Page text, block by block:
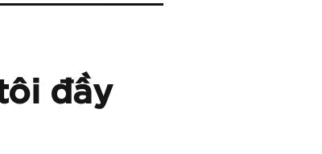
đầy